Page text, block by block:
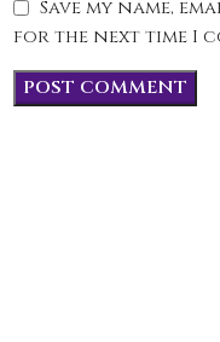
Save my name,
for the next time I